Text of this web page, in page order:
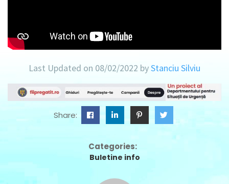
Last Updated on 08/02/2022 byStanciu Silviu
Share:
Categories:
Buletine info